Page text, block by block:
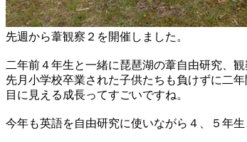
先週から葦観察２を開催しました。
二年前４年生と一緒に琵琶湖の葦自由研究、
先月小学校卒業された子供たちも負けずに二
目に見える成長ってすごいですね。
今年も英語を自由研究に使いながら４、５年